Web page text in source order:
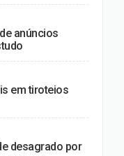
anúncios
em tiroteios
desagrado por